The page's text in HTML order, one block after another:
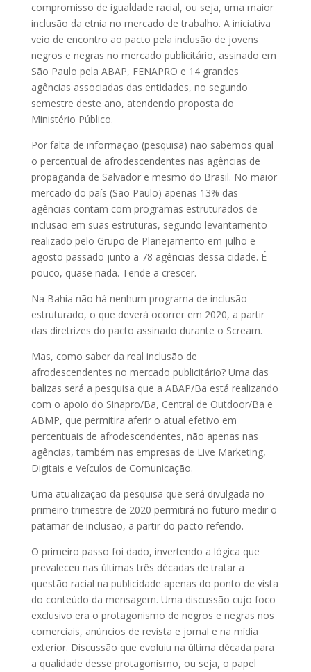
compromisso de igualdade racial, ou seja, uma maior
inclusão da etnia no mercado de trabalho. A iniciativa
veio de encontro ao pacto pela inclusão de jovens
negros e negras no mercado publicitário, assinado em
São Paulo pela ABAP, FENAPRO e 14 grandes
agências associadas das entidades, no segundo
semestre deste ano, atendendo proposta do
Ministério Público.
Por falta de informação (pesquisa) não sabemos qual
o percentual de afrodescendentes nas agências de
propaganda de Salvador e mesmo do Brasil. No maior
mercado do país (São Paulo) apenas 13% das
agências contam com programas estruturados de
inclusão em suas estruturas, segundo levantamento
realizado pelo Grupo de Planejamento em julho e
agosto passado junto a 78 agências dessa cidade. É
pouco, quase nada. Tende a crescer.
Na Bahia não há nenhum programa de inclusão
estruturado, o que deverá ocorrer em 2020, a partir
das diretrizes do pacto assinado durante o Scream.
Mas, como saber da real inclusão de
afrodescendentes no mercado publicitário? Uma das
balizas será a pesquisa que a ABAP/Ba está realizando
com o apoio do Sinapro/Ba, Central de Outdoor/Ba e
ABMP, que permitira aferir o atual efetivo em
percentuais de afrodescendentes, não apenas nas
agências, também nas empresas de Live Marketing,
Digitais e Veículos de Comunicação.
Uma atualização da pesquisa que será divulgada no
primeiro trimestre de 2020 permitirá no futuro medir o
patamar de inclusão, a partir do pacto referido.
O primeiro passo foi dado, invertendo a lógica que
prevaleceu nas últimas três décadas de tratar a
questão racial na publicidade apenas do ponto de vista
do conteúdo da mensagem. Uma discussão cujo foco
exclusivo era o protagonismo de negros e negras nos
comerciais, anúncios de revista e jornal e na mídia
exterior. Discussão que evoluiu na última década para
a qualidade desse protagonismo, ou seja, o papel